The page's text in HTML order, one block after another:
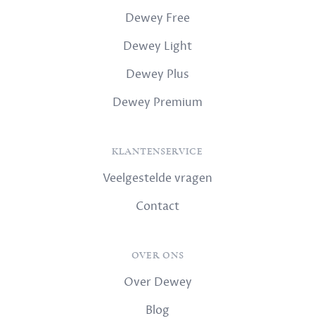
Dewey Free
Dewey Light
Dewey Plus
Dewey Premium
KLANTENSERVICE
Veelgestelde vragen
Contact
OVER ONS
Over Dewey
Blog